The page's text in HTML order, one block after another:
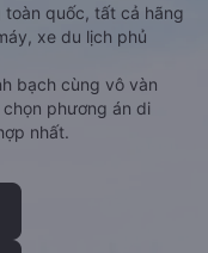
quốc, tất cả hãng
xe du lịch phủ
bạch cùng vô vàn
phương án di
nhất.